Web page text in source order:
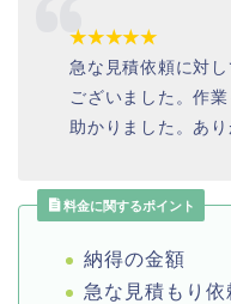
★★★★★
急な見積依頼に対
ございました。作
助かりました。あり
料金に関するポイント
納得の金額
急な見積もり